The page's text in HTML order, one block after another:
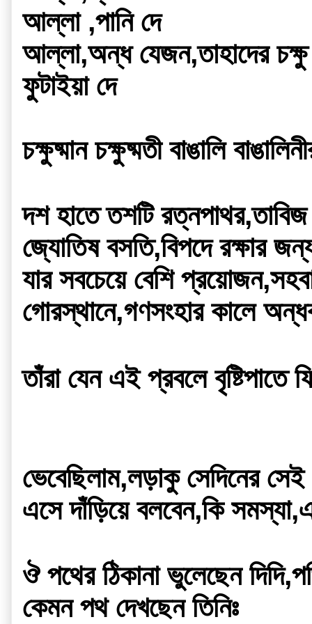
আল্লা ,পানি দে
আল্লা,অন্ধ যেজন,তাহাদের
ফুটাইয়া দে
চক্ষুষ্মান চক্ষুষ্মতী বাঙালি
দশ হাতে তশটি রত্নপাথর,তাবিজ
জ্যোতিষ বসতি,বিপদে রক্ষার
যার সবচেয়ে বেশি
গোরস্থানে,গণসংহার কালে
তাঁরা যেন এই প্রবলে বৃষ্টিপাতে
ভেবেছিলাম,লড়াকু সেদিনের
এসে দাঁড়িয়ে বলবেন,কি
ঔ পথের ঠিকানা ভুলেছেন
কেমন পথ দেখছেন তিনিঃ